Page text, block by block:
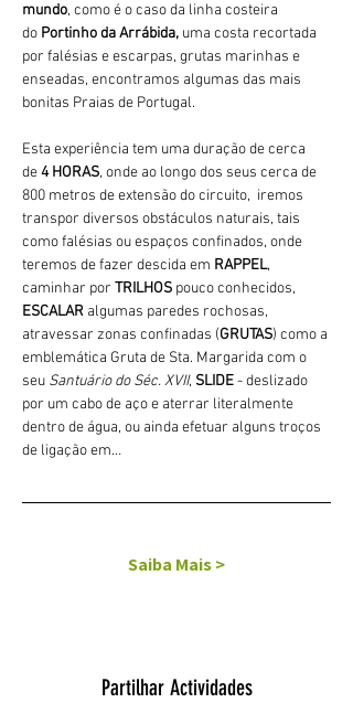
mundo, como é o caso da linha costeira
do Portinho da Arrábida, uma costa recortada
por falésias e escarpas, grutas marinhas e
enseadas, encontramos algumas das mais
bonitas Praias de Portugal.
Esta experiência tem uma duração de cerca
de 4 HORAS, onde ao longo dos seus cerca de
800 metros de extensão do circuito,  iremos
transpor diversos obstáculos naturais, tais
como falésias ou espaços confinados, onde
teremos de fazer descida em RAPPEL,
caminhar por TRILHOS pouco conhecidos,
ESCALAR algumas paredes rochosas,
atravessar zonas confinadas (GRUTAS) como a
emblemática Gruta de Sta. Margarida com o
seu Santuário do Séc. XVII, SLIDE - deslizado
por um cabo de aço e aterrar literalmente
dentro de água, ou ainda efetuar alguns troços
de ligação em…
Saiba Mais >
Partilhar Actividades